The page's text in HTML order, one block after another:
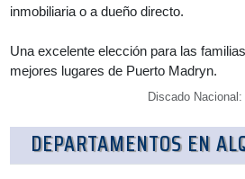
inmobiliaria o a dueño directo.
Una excelente elección para las
mejores lugares de Puerto Madryn.
Discado
DEPARTAMENTOS EN